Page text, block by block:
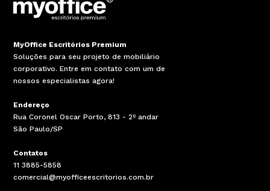
MyOffice Escritórios Premium
Soluções para seu projeto de mobiliário
corporativo. Entre em contato com um de
nossos especialistas agora!
Endereço
Rua Coronel Oscar Porto, 813 - 2º andar
São Paulo/SP
Contatos
11 3885-5858
comercial@myofficeescritorios.com.br